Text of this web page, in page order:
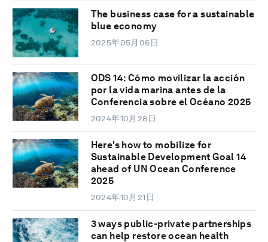
The business case for a sustainable
blue economy
2025年05月06日
ODS 14: Cómo movilizar la acción
por la vida marina antes de la
Conferencia sobre el Océano 2025
2024年10月28日
Here's how to mobilize for
Sustainable Development Goal 14
ahead of UN Ocean Conference
2025
2024年10月21日
3 ways public-private partnerships
can help restore ocean health